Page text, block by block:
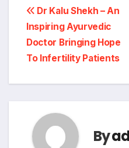
Post
navigation
Dr Kalu Shekh – An
Inspiring Ayurvedic
Doctor Bringing Hope
To Infertility Patients
By